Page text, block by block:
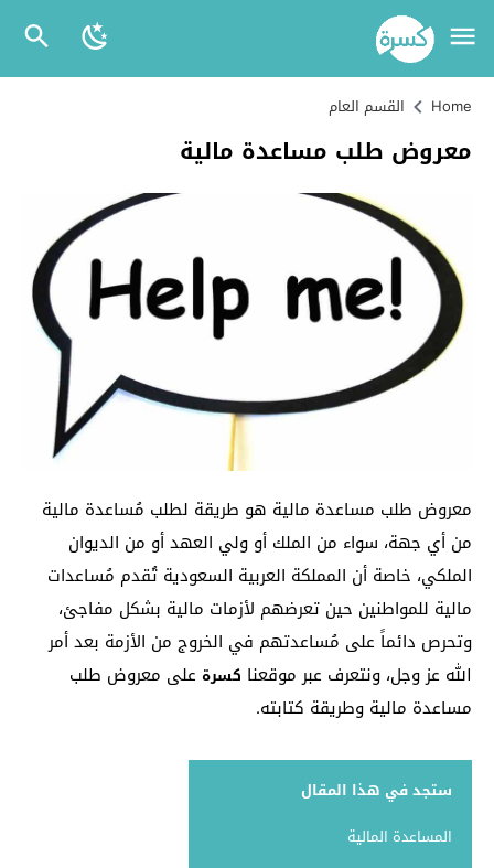
Home القسم العام
معروض طلب مساعدة مالية
معروض طلب مساعدة مالية هو طريقة لطلب مُساعدة مالية
من أي جهة، سواء من الملك أو ولي العهد أو من الديوان
الملكي، خاصة أن المملكة العربية السعودية تُقدم مُساعدات
مالية للمواطنين حين تعرضهم لأزمات مالية بشكل مفاجئ،
وتحرص دائماً على مُساعدتهم في الخروج من الأزمة بعد أمر
الله عز وجل، ونتعرف عبر موقعنا كسرة على معروض طلب
مساعدة مالية وطريقة كتابته.
ستجد في هذا المقال
المساعدة المالية